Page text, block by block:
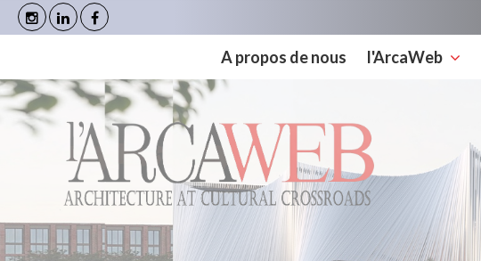
A propos de nous l'ArcaWeb
Panneau de gestion des cookies